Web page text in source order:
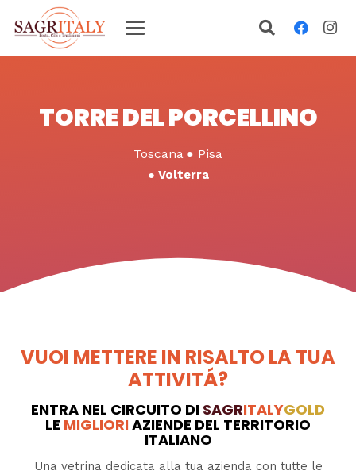
TORRE DEL PORCELLINO
Toscana ● Pisa
● Volterra
VUOI METTERE IN RISALTO LA TUA
ATTIVITÁ?
ENTRA NEL CIRCUITO DI SAGRITALYGOLD
LE MIGLIORIAZIENDE DEL TERRITORIO
ITALIANO
Una vetrina dedicata alla tua azienda con tutte le